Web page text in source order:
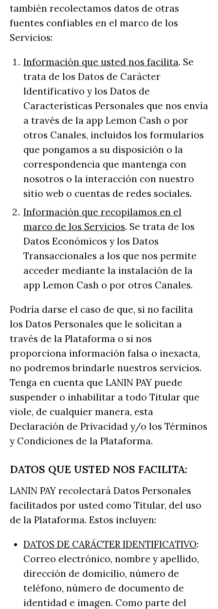
también recolectamos datos de otras
fuentes confiables en el marco de los
Servicios:
Información que usted nos facilita. Se
trata de los Datos de Carácter
Identificativo y los Datos de
Características Personales que nos envía
a través de la app Lemon Cash o por
otros Canales, incluidos los formularios
que pongamos a su disposición o la
correspondencia que mantenga con
nosotros o la interacción con nuestro
sitio web o cuentas de redes sociales.
Información que recopilamos en el
marco de los Servicios. Se trata de los
Datos Económicos y los Datos
Transaccionales a los que nos permite
acceder mediante la instalación de la
app Lemon Cash o por otros Canales.
Podría darse el caso de que, si no facilita
los Datos Personales que le solicitan a
través de la Plataforma o si nos
proporciona información falsa o inexacta,
no podremos brindarle nuestros servicios.
Tenga en cuenta que LANIN PAY puede
suspender o inhabilitar a todo Titular que
viole, de cualquier manera, esta
Declaración de Privacidad y/o los Términos
y Condiciones de la Plataforma.
DATOS QUE USTED NOS FACILITA:
LANIN PAY recolectará Datos Personales
facilitados por usted como Titular, del uso
de la Plataforma. Estos incluyen:
DATOS DE CARÁCTER IDENTIFICATIVO:
Correo electrónico, nombre y apellido,
dirección de domicilio, número de
teléfono, número de documento de
identidad e imagen. Como parte del